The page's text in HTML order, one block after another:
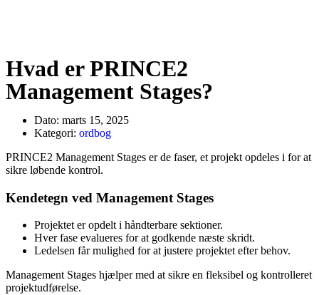
Hvad er PRINCE2
Management Stages?
Dato: marts 15, 2025
Kategori: ordbog
PRINCE2 Management Stages er de faser, et projekt opdeles i for at
sikre løbende kontrol.
Kendetegn ved Management Stages
Projektet er opdelt i håndterbare sektioner.
Hver fase evalueres for at godkende næste skridt.
Ledelsen får mulighed for at justere projektet efter behov.
Management Stages hjælper med at sikre en fleksibel og kontrolleret
projektudførelse.